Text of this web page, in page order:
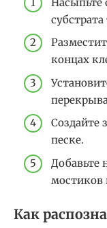
концах
Создайте
песке.
Добавьте
мостиков
Как